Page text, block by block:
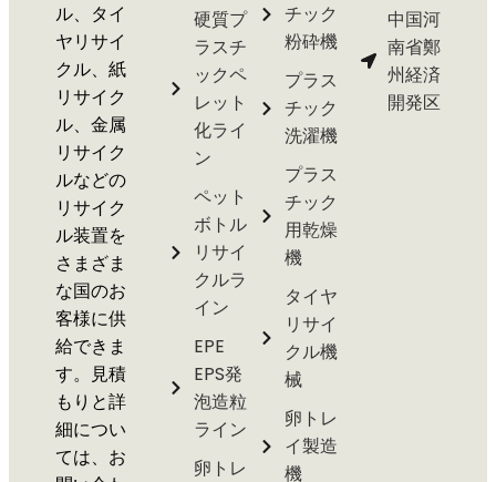
ル、タイ
ヤリサイ
クル、紙
リサイク
ル、金属
リサイク
ルなどの
リサイク
ル装置を
さまざま
な国のお
客様に供
給できま
す。見積
もりと詳
細につい
ては、お
硬質プ
ラスチ
ックペ
レット
化ライ
ン
ペット
ボトル
リサイ
クルラ
イン
EPE
EPS発
泡造粒
ライン
卵トレ
チック
粉砕機
プラス
チック
洗濯機
プラス
チック
用乾燥
機
タイヤ
リサイ
クル機
械
卵トレ
イ製造
機
中国河
南省鄭
州経済
開発区